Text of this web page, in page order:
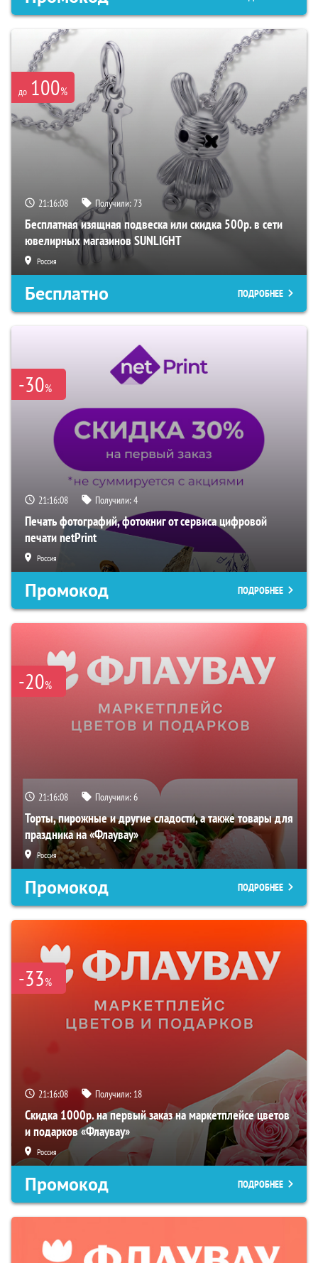
до 100%
21:16:07 Получили:73
Бесплатная изящная подвеска или скидка 500р. в сети
ювелирных магазинов SUNLIGHT
Россия
Бесплатно ПОДРОБНЕЕ
-30%
21:16:07 Получили:4
Печать фотографий, фотокниг от сервиса цифровой
печати netPrint
Россия
Промокод ПОДРОБНЕЕ
-20%
21:16:07 Получили:6
Торты, пирожные и другие сладости, а также товары для
праздника на «Флаувау»
Россия
Промокод ПОДРОБНЕЕ
-33%
21:16:07 Получили: 18
Скидка 1000р. на первый заказ на маркетплейсе цветов
и подарков «Флаувау»
Россия
Промокод ПОДРОБНЕЕ